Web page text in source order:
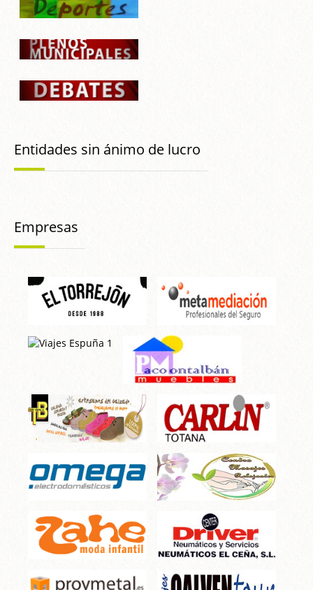
Entidades sin ánimo de lucro
Empresas